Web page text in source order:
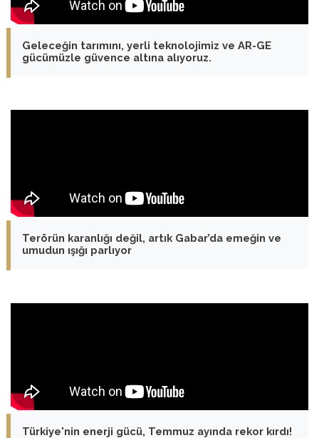
Geleceğin tarımını, yerli teknolojimiz ve AR-GE
gücümüzle güvence altına alıyoruz.
Terörün karanlığı değil, artık Gabar’da emeğin ve
umudun ışığı parlıyor
Türkiye'nin enerji gücü, Temmuz ayında rekor kırdı!